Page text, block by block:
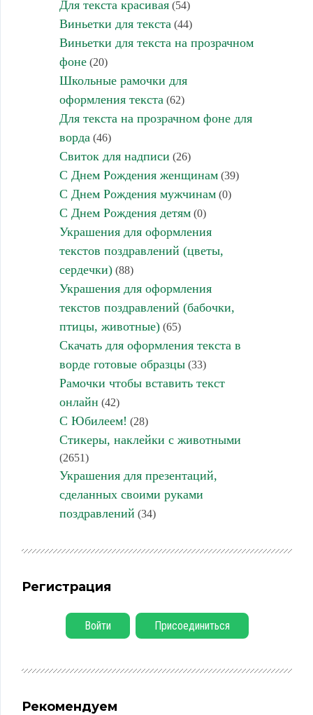
Для текста красивая(54)
Виньетки для текста (44)
Виньетки для текста на прозрачном
фоне(20)
Школьные рамочки для
оформления текста (62)
Для текста на прозрачном фоне для
ворда (46)
Свиток для надписи (26)
С Днем Рождения женщинам(39)
С Днем Рождения мужчинам(0)
С Днем Рождения детям(0)
Украшения для оформления
текстов поздравлений (цветы,
сердечки)(88)
Украшения для оформления
текстов поздравлений (бабочки,
птицы, животные)(65)
Скачать для оформления текста в
ворде готовые образцы(33)
Рамочки чтобы вставить текст
онлайн (42)
С Юбилеем! (28)
Стикеры, наклейки с животными
(2651)
Украшения для презентаций,
сделанных своими руками
поздравлений (34)
Регистрация
Войти Присоединиться
Рекомендуем